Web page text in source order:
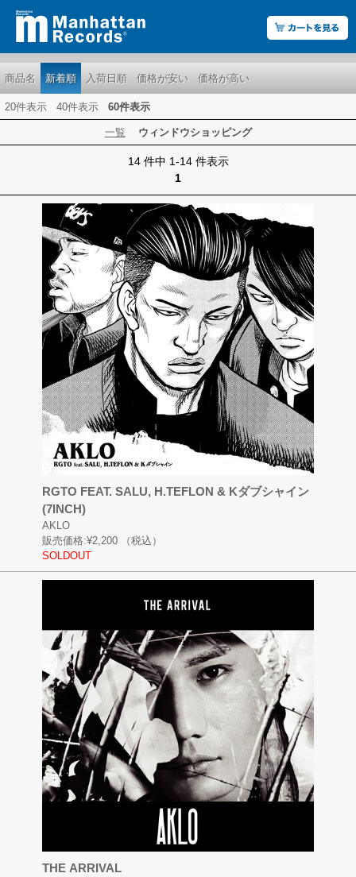
商品名 新着順 入荷日順 価格が安い 価格が高い
20件表示 40件表示 60件表示
一覧 ウィンドウショッピング
14 件中 1-14 件表示
1
RGTO FEAT. SALU, H.TEFLON & Kダブシャイン
(7INCH)
AKLO
販売価格:¥2,200
（税込）
SOLDOUT
THE ARRIVAL